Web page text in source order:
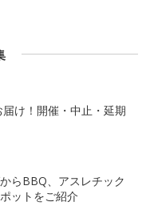
け！開催・中止・延期
らBBQ、アスレチック
ットをご紹介